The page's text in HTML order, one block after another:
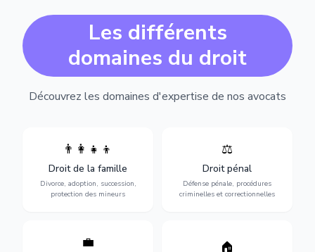
Les différents
domaines du droit
Découvrez les domaines d'expertise de nos avocats
👨‍👩‍👧‍👦
Droit de la famille
Divorce, adoption, succession,
protection des mineurs
Divorce, garde d'enfants,
adoption, succession et
protection des personnes
vulnérables.
⚖️
Droit pénal
Défense pénale, procédures
criminelles et correctionnelles
Expertise en matière pénale,
vue jusqu'au procès, pour
toute affaire correctionnelle
ou criminelle.
💼
Protection de vos droits au
🏠
Sécurisation de vos projets